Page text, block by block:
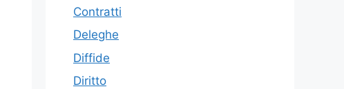
Contratti
Deleghe
Diffide
Diritto